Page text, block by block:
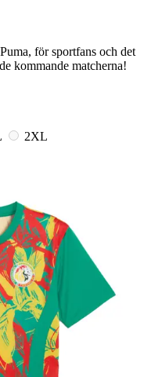
för sportfans och det
kommande matcherna!
2XL